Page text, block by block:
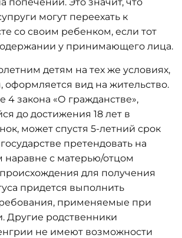
могут переехать к
со своим ребенком, если тот
у принимающего лица.
детям на тех же условиях,
оформляется вид на жительство.
4 закона «О гражданстве»,
до достижения 18 лет в
может спустя 5-летний срок
претендовать на
наравне с матерью/отцом
для получения
придется выполнить
применяемые при
Другие родственники
не имеют возможности